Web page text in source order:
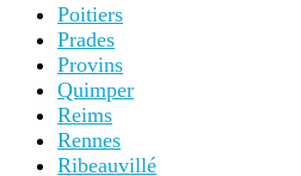
Poitiers
Prades
Provins
Quimper
Reims
Rennes
Ribeauvillé